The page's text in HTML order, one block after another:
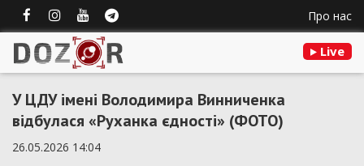
Про нас
Live
У ЦДУ імені Володимира Винниченка
відбулася «Руханка єдності» (ФОТО)
26.05.2026 14:04